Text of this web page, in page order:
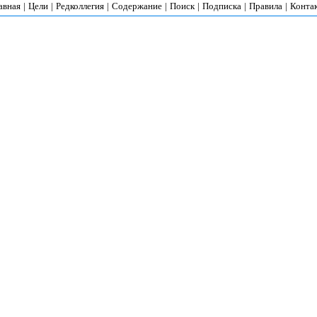
| Цели | Редколлегия | Содержание | Поиск | Подписка | Правила |